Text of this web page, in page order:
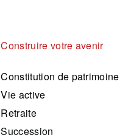
Construire votre avenir
Constitution de patrimoine
Vie active
Retraite
Succession